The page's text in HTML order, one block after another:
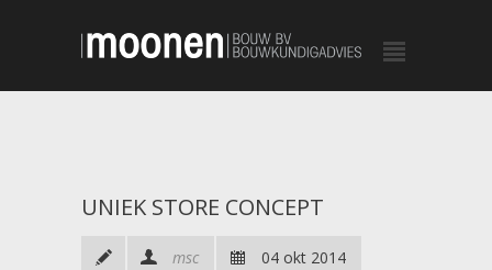
UNIEK STORE CONCEPT
msc 04 okt 2014